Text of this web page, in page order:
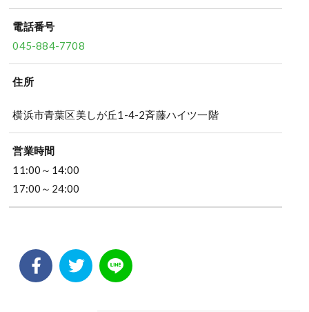
電話番号
045-884-7708
住所
横浜市青葉区美しが丘1-4-2斉藤ハイツ一階
営業時間
11:00～14:00
17:00～24:00